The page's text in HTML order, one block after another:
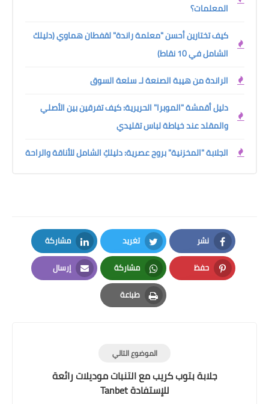
المعلمات؟
كيف تختارين أحسن "معلمة راندة" لقفطان هماوي (دليلك
الشامل في 10 نقاط)
الراندة من هيبة الصنعة لـ سلعة السوق
دليل أقمشة "الموبرا" الحريرية: كيف تفرقين بين الأصلي
والمقلد عند خياطة لباس تقليدي
الجلابة "المخزنية" بروح عصرية: دليلكِ الشامل للأناقة والراحة
نشر
Facebook
تغريد
Twitter
مشاركة
LinkedIn
حفظ
Pinterest
مشاركة
Whatsapp
إرسال
Email
طباعة
Print
الموضوع التالي
جلابة بتوب كريب مع التنبات موديلات رائعة
للإستفادة Tanbet